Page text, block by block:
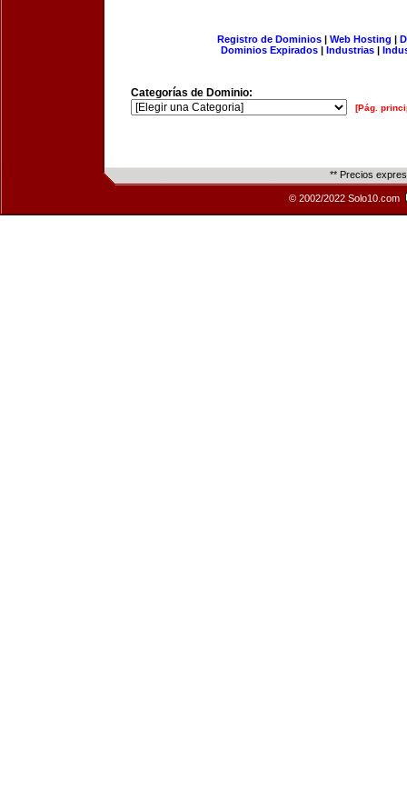
Registro de Dominios| Web Hosting |
Dominios Expirados | Industrias |
Categorías de Dominio:
[Pág.
** Precios
© 2002/2022 Solo10.com